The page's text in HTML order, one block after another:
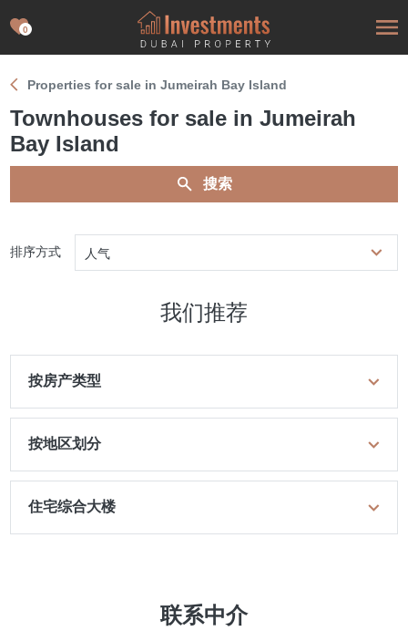
0
Properties for sale in Jumeirah Bay Island
Townhouses for sale in Jumeirah
Bay Island
搜索
排序方式 人气
我们推荐
按房产类型
按地区划分
住宅综合大楼
联系中介